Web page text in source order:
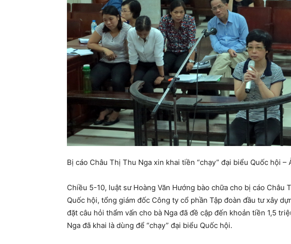
Bị cáo Châu Thị Thu Nga xin khai tiền “chạy” đại biểu Quốc hội –
Chiều 5-10, luật sư Hoàng Văn Hướng bào chữa cho bị cáo Châu
Quốc hội, tổng giám đốc Công ty cổ phần Tập đoàn đầu tư xây
đặt câu hỏi thẩm vấn cho bà Nga đã đề cập đến khoản tiền 1,5
Nga đã khai là dùng để “chạy” đại biểu Quốc hội.